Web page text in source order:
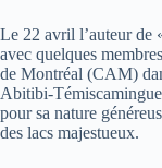
Le 22 avril l’auteur de
avec quelques
de Montréal (CAM)
Abitibi-
pour sa nature
des lacs majestueux.